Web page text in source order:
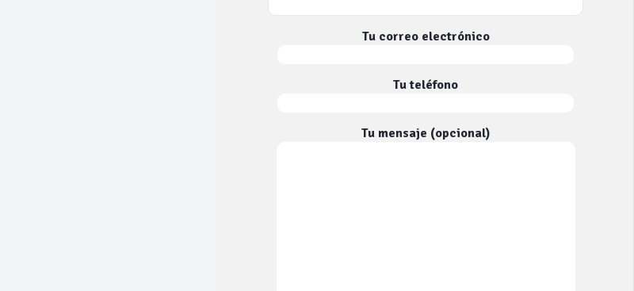
Tu correo electrónico
Tu teléfono
Tu mensaje (opcional)